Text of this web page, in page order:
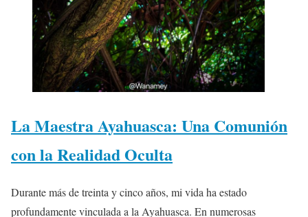
La Maestra Ayahuasca: Una Comunión
con la Realidad Oculta
Durante más de treinta y cinco años, mi vida ha estado
profundamente vinculada a la Ayahuasca. En numerosas